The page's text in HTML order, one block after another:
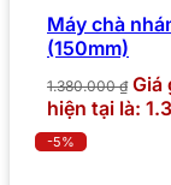
Máy chà
(150mm)
1.380.000₫ Giá
hiện tại là:
-5%